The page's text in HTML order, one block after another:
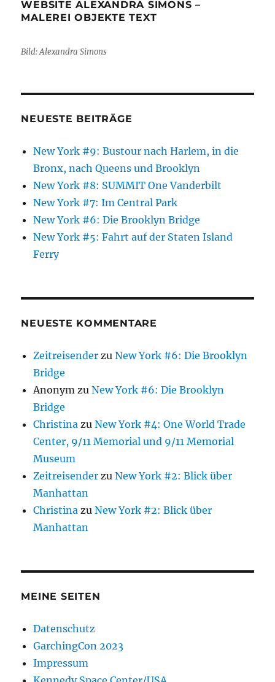
WEBSITE ALEXANDRA SIMONS –
MALEREI OBJEKTE TEXT
Bild: Alexandra Simons
NEUESTE BEITRÄGE
New York #9: Bustour nach Harlem, in die
Bronx, nach Queens und Brooklyn
New York #8: SUMMIT One Vanderbilt
New York #7: Im Central Park
New York #6: Die Brooklyn Bridge
New York #5: Fahrt auf der Staten Island
Ferry
NEUESTE KOMMENTARE
Zeitreisender zuNew York #6: Die Brooklyn
Bridge
Anonym zuNew York #6: Die Brooklyn
Bridge
Christina zuNew York #4: One World Trade
Center, 9/11 Memorial und 9/11 Memorial
Museum
Zeitreisender zuNew York #2: Blick über
Manhattan
Christina zuNew York #2: Blick über
Manhattan
MEINE SEITEN
Datenschutz
GarchingCon 2023
Impressum